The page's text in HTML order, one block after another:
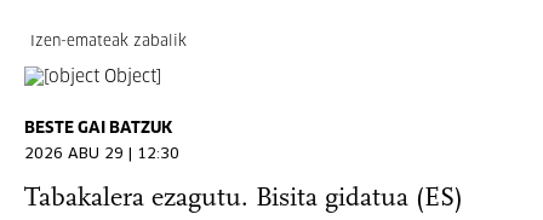
Izen-emateak zabalik
BESTE GAI BATZUK
2026 ABU 29 | 12:30
Tabakalera ezagutu. Bisita gidatua (ES)